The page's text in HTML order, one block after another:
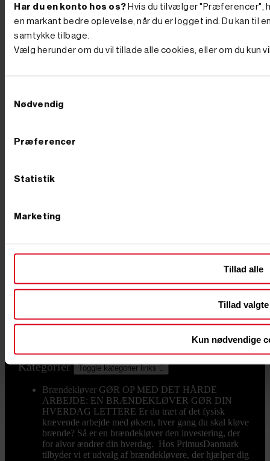
Har du en konto hos os? Hvis du tilvælger "Præferencer",
en markant bedre oplevelse, når du er logget ind. Du kan
samtykke tilbage.
Vælg herunder om du vil tillade alle cookies, eller om du kun
Nødvendig
Præferencer
Statistik
Marketing
Tillad alle
Tillad valgte
Kun nødvendige
af 695 kroner. Vi trækker en ny vinder hver måned.
7080 Børkop
Sitemap
Fortyd Køb
Kategorier Toggle kategorier links 
Brændekløver GØR OP MED DET HÅRDE
ARBEJDE: EN BRÆNDEKLØVER GØR DIN
HVERDAG LETTERE Er du træt af det fysisk
krævende arbejde med øksen, hver gang du skal kløve
brænde? Så er en brændekløver den investering, der
for alvor ændrer din hverdag. Hos PrimusDanmark
tilbyder vi et udvalg af brændekløvere, der hjælper dig